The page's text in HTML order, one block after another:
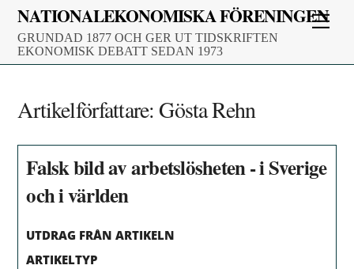
Skip
content
NATIONALEKONOMISKA FÖRENINGEN
GRUNDAD 1877 OCH GER UT TIDSKRIFTEN
EKONOMISK DEBATT SEDAN 1973
Artikelförfattare: Gösta Rehn
Falsk bild av arbetslösheten - i Sverige
och i världen
UTDRAG FRÅN ARTIKELN
ARTIKELTYP